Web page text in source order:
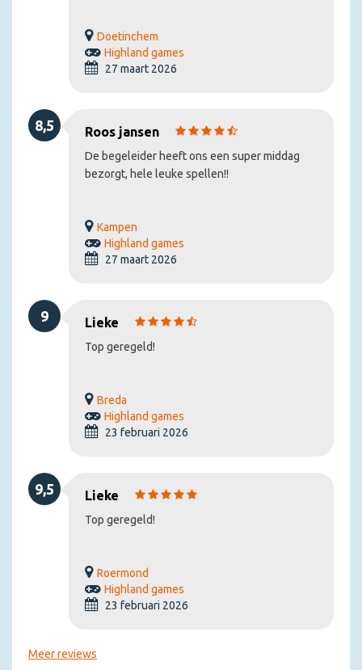
Doetinchem
Highland games
27 maart 2026
8,5 Roos jansen
De begeleider heeft ons een super middag
bezorgt, hele leuke spellen!!
Kampen
Highland games
27 maart 2026
9 Lieke
Top geregeld!
Breda
Highland games
23 februari 2026
9,5 Lieke
Top geregeld!
Roermond
Highland games
23 februari 2026
Meer reviews